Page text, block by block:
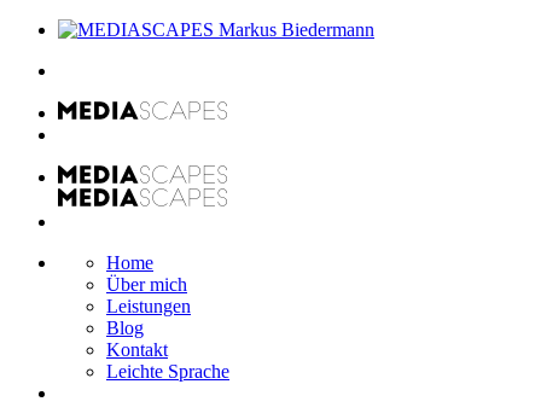
Home
Über mich
Leistungen
Blog
Kontakt
Leichte Sprache